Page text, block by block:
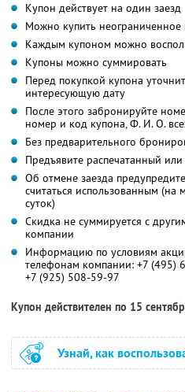
Купон действует на один заезд
Можно купить неограниченное
Каждым купоном можно
Купоны можно суммировать
Перед покупкой купона
интересующую дату
После этого забронируйте
номер и код купона,Ф. И. О.
Без предварительного
Предъявите распечатанный
Об отмене заезда
считаться использованным (на
суток)
Скидка не суммируется с
компании
Информацию по условиям
телефонам компании: +7 (495)
+7 (925) 508-59-97
Купон действителен по 15
Узнай, как